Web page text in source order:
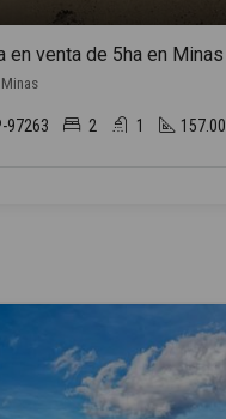
en venta de 5ha en Minas
97263 2 1 157.00